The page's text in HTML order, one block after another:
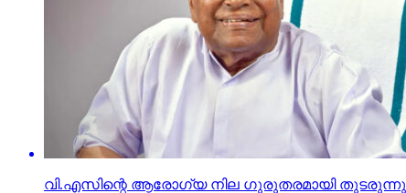
വി.എസിന്റെ ആരോഗ്യ നില ഗുരുതരമായി തുടരുന്നു